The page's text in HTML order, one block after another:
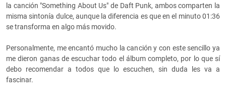
la canción "Something About Us" de Daft Punk, ambos comparten la
misma sintonía dulce, aunque la diferencia es que en el minuto 01:36
se transforma en algo más movido.
Personalmente, me encantó mucho la canción y con este sencillo ya
me dieron ganas de escuchar todo el álbum completo, por lo que sí
debo recomendar a todos que lo escuchen, sin duda les va a
fascinar.